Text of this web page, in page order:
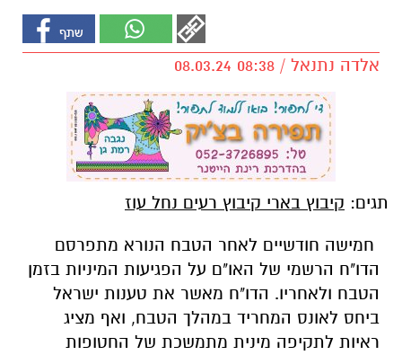
אלדה נתנאל / 08:38 08.03.24
תגים: קיבוץ בארי קיבוץ רעים נחל עוז
חמישה חודשיים לאחר הטבח הנורא מתפרסם
הדו"ח הרשמי של האו"ם על הפגיעות המיניות בזמן
הטבח ולאחריו. הדו"ח מאשר את טענות ישראל
ביחס לאונס המחריד במהלך הטבח, ואף מציג
ראיות לתקיפה מינית מתמשכת של החטופות